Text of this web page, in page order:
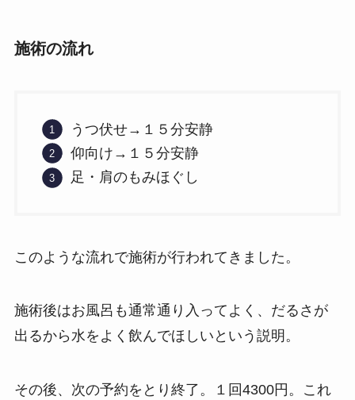
施術の流れ
うつ伏せ→１５分安静
仰向け→１５分安静
足・肩のもみほぐし
このような流れで施術が行われてきました。
施術後はお風呂も通常通り入ってよく、だるさが
出るから水をよく飲んでほしいという説明。
その後、次の予約をとり終了。１回4300円。これ